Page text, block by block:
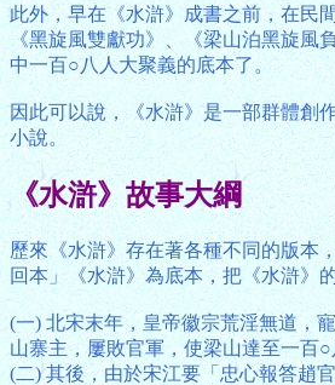
此外，早在《水滸》成書之前，在民
《黑旋風雙獻功》、《梁山泊黑旋風
中一百○八人大聚義的底本了。
因此可以說，《水滸》是一部群體創
小說。
《水滸》故事大綱
歷來《水滸》存在著各種不同的版本
回本」《水滸》為底本，把《水滸》
(一) 北宋末年，皇帝徽宗荒淫無道，
山寨主，屢敗官軍，使梁山達至一百
(二) 其後，由於宋江要「忠心報答趙